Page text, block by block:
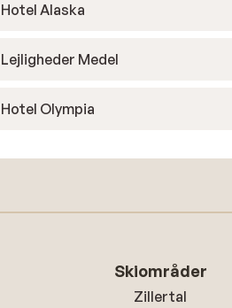
Hotel Alaska
Lejligheder Medel
Hotel Olympia
Skiområder
Zillertal